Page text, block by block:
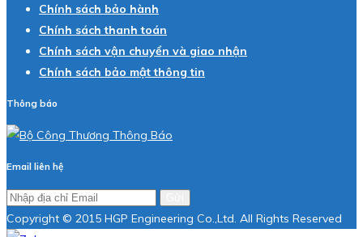
Chính sách bảo hành
Chính sách thanh toán
Chính sách vận chuyển và giao nhận
Chính sách bảo mật thông tin
Thông báo
Email liên hệ
Copyright © 2015 HGP Engineering Co.,Ltd. All Rights Reserved